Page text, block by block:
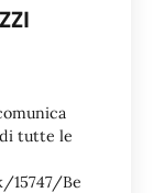
di tutte le
Be